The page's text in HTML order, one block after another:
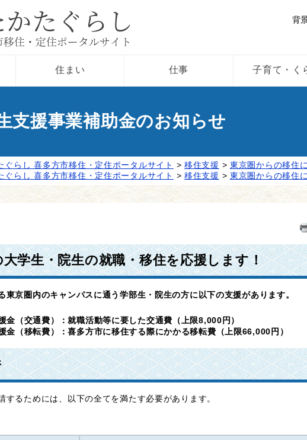
背
住まい 仕事 子育て・く
支援事業補助金のお知らせ
ぐらし 喜多方市移住・定住ポータルサイト > 移住支援 >東京圏からの移住
ぐらし 喜多方市移住・定住ポータルサイト > 移住支援 >東京圏からの移住
学生・院生の就職・移住を応援します！
東京圏内のキャンパスに通う学部生・院生の方に以下の支援があります。
金（交通費）：就職活動等に要した交通費（上限8,000円）
金（移転費）：喜多方市に移住する際にかかる移転費（上限66,000円）
するためには、以下の全てを満たす必要があります。